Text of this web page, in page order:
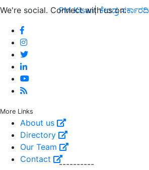
We're social. Connect with us on:
More Links
About us
Directory
Our Team
Contact
PM Kisan| ಕೇಂದ್ರ
----------